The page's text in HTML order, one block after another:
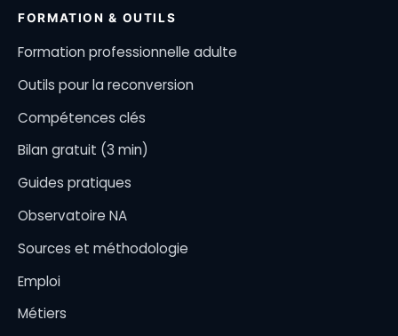
FORMATION & OUTILS
Formation professionnelle adulte
Outils pour la reconversion
Compétences clés
Bilan gratuit (3 min)
Guides pratiques
Observatoire NA
Sources et méthodologie
Emploi
Métiers